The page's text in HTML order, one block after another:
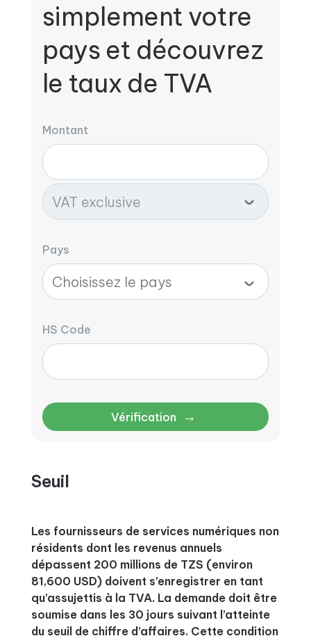
simplement votre
pays et découvrez
le taux de TVA
Montant
Pays
HS Code
Vérification →
Seuil
Les fournisseurs de services numériques non
résidents dont les revenus annuels
dépassent 200 millions de TZS (environ
81,600 USD) doivent s’enregistrer en tant
qu’assujettis à la TVA. La demande doit être
soumise dans les 30 jours suivant l’atteinte
du seuil de chiffre d’affaires. Cette condition